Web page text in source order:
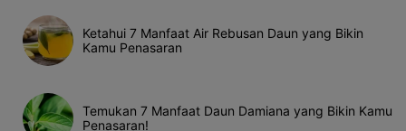
Ketahui 7 Manfaat Air Rebusan Daun yang Bikin
Kamu Penasaran
Temukan 7 Manfaat Daun Damiana yang Bikin Kamu
Penasaran!